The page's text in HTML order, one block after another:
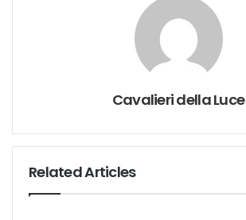
Cavalieri della Luce
Related Articles